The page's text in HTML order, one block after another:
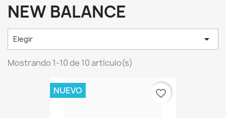
NEW BALANCE
Elegir 
Mostrando 1-10 de 10 artículo(s)
NUEVO favorite_border